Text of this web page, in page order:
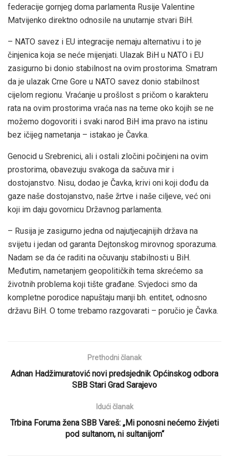
federacije gornjeg doma parlamenta Rusije Valentine
Matvijenko direktno odnosile na unutarnje stvari BiH.
– NATO savez i EU integracije nemaju alternativu i to je
činjenica koja se neće mijenjati. Ulazak BiH u NATO i EU
zasigurno bi donio stabilnost na ovim prostorima. Smatram
da je ulazak Crne Gore u NATO savez donio stabilnost
cijelom regionu. Vraćanje u prošlost s pričom o karakteru
rata na ovim prostorima vraća nas na teme oko kojih se ne
možemo dogovoriti i svaki narod BiH ima pravo na istinu
bez ičijeg nametanja – istakao je Čavka.
Genocid u Srebrenici, ali i ostali zločini počinjeni na ovim
prostorima, obavezuju svakoga da sačuva mir i
dostojanstvo. Nisu, dodao je Čavka, krivi oni koji dođu da
gaze naše dostojanstvo, naše žrtve i naše ciljeve, već oni
koji im daju govornicu Državnog parlamenta.
– Rusija je zasigurno jedna od najutjecajnijih država na
svijetu i jedan od garanta Dejtonskog mirovnog sporazuma.
Nadam se da će raditi na očuvanju stabilnosti u BiH.
Međutim, nametanjem geopolitičkih tema skrećemo sa
životnih problema koji tište građane. Svjedoci smo da
kompletne porodice napuštaju manji bh. entitet, odnosno
državu BiH. O tome trebamo razgovarati – poručio je Čavka.
Prethodni članak
Adnan Hadžimuratović novi predsjednik Općinskog odbora
SBB Stari Grad Sarajevo
Idući članak
Trbina Foruma žena SBB Vareš: „Mi ponosni nećemo živjeti
pod sultanom, ni sultanijom“